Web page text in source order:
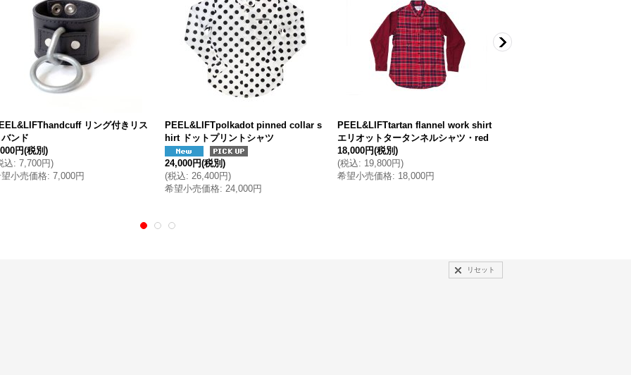
リング付きリス
ンド
円(税別)
込: 7,700円)
小売価格: 7,000円
PEEL&LIFTpolkadot pinned collar s
hirt ドットプリントシャツ
24,000円(税別)
(税込: 26,400円)
希望小売価格: 24,000円
PEEL&LIFTtartan flannel work shirt
エリオットタータンネルシャツ・red
18,000円(税別)
(税込: 19,800円)
希望小売価格: 18,000円
リセット